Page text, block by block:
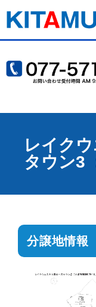
レイク
タウン3
分譲地情報